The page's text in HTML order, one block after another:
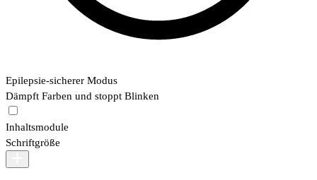
Epilepsie-sicherer Modus
Dämpft Farben und stoppt Blinken
Inhaltsmodule
Schriftgröße